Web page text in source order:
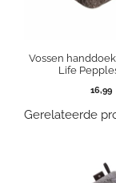
Vossen
Life
16,99
Gerelateerde